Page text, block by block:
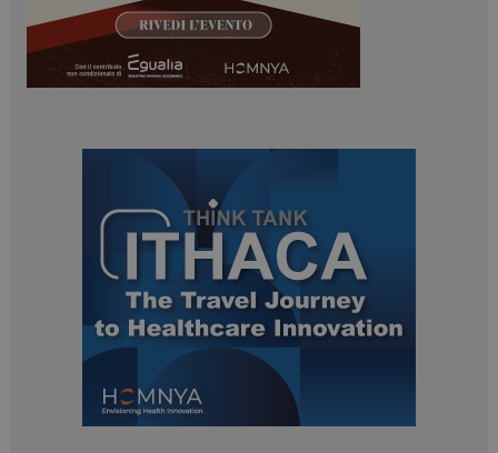
PHPSESSID
PHP.net
www.dailyhealthindustry.it